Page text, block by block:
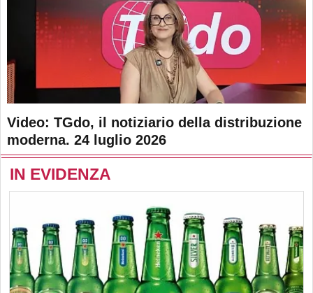
Video: TGdo, il notiziario della distribuzione
moderna. 24 luglio 2026
IN EVIDENZA